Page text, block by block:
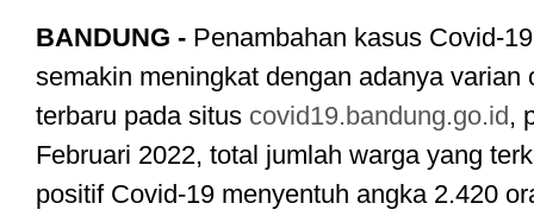
BANDUNG - Penambahan kasus Covid-
semakin meningkat dengan adanya varian
terbaru pada situs covid19.bandung.go.id,
Februari 2022, total jumlah warga yang
positif Covid-19 menyentuh angka 2.420